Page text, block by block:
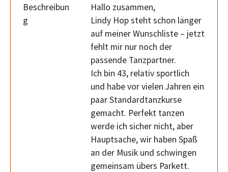
Beschreibun
g
Hallo zusammen,
Lindy Hop steht schon länger
auf meiner Wunschliste – jetzt
fehlt mir nur noch der
passende Tanzpartner.
Ich bin 43, relativ sportlich
und habe vor vielen Jahren ein
paar Standardtanzkurse
gemacht. Perfekt tanzen
werde ich sicher nicht, aber
Hauptsache, wir haben Spaß
an der Musik und schwingen
gemeinsam übers Parkett.